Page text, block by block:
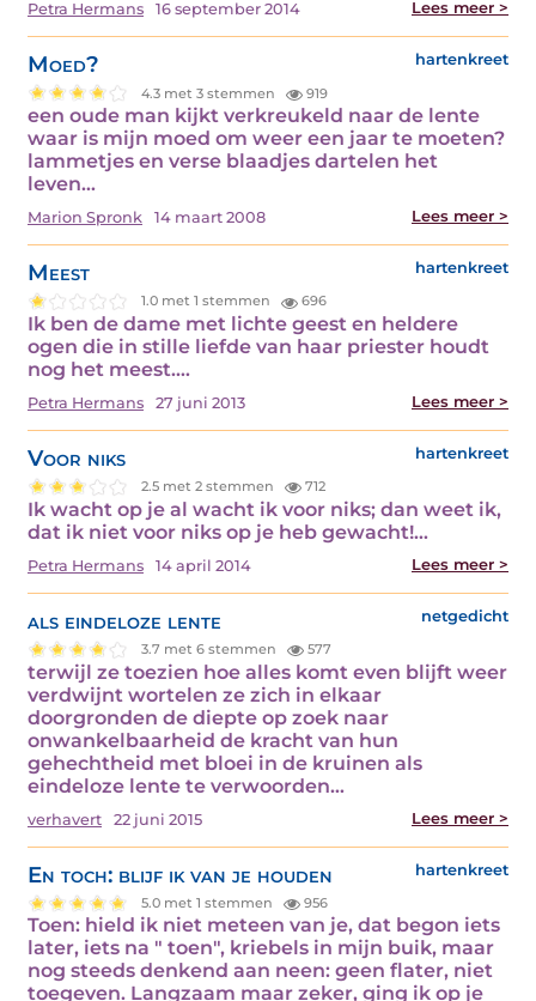
Petra Hermans 16 september 2014 Lees meer >
Moed? hartenkreet
4.3 met 3 stemmen 919
een oude man kijkt verkreukeld naar de lente
waar is mijn moed om weer een jaar te moeten?
lammetjes en verse blaadjes dartelen het
leven…
Marion Spronk 14 maart 2008 Lees meer >
Meest hartenkreet
1.0 met 1 stemmen 696
Ik ben de dame met lichte geest en heldere
ogen die in stille liefde van haar priester houdt
nog het meest.…
Petra Hermans 27 juni 2013 Lees meer >
Voor niks hartenkreet
2.5 met 2 stemmen 712
Ik wacht op je al wacht ik voor niks; dan weet ik,
dat ik niet voor niks op je heb gewacht!…
Petra Hermans 14 april 2014 Lees meer >
als eindeloze lente netgedicht
3.7 met 6 stemmen 577
terwijl ze toezien hoe alles komt even blijft weer
verdwijnt wortelen ze zich in elkaar
doorgronden de diepte op zoek naar
onwankelbaarheid de kracht van hun
gehechtheid met bloei in de kruinen als
eindeloze lente te verwoorden…
verhavert 22 juni 2015 Lees meer >
En toch: blijf ik van je houden hartenkreet
5.0 met 1 stemmen 956
Toen: hield ik niet meteen van je, dat begon iets
later, iets na " toen", kriebels in mijn buik, maar
nog steeds denkend aan neen: geen flater, niet
toegeven. Langzaam maar zeker, ging ik op je